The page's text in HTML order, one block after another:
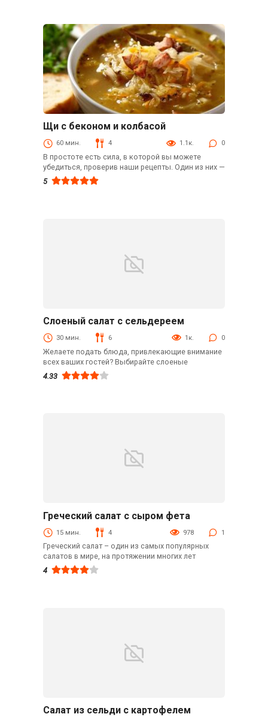
Щи с беконом и колбасой
60 мин. 4 1.1к. 0
В простоте есть сила, в которой вы можете
убедиться, проверив наши рецепты. Один из них —
5
Слоеный салат с сельдереем
30 мин. 6 1к. 0
Желаете подать блюда, привлекающие внимание
всех ваших гостей? Выбирайте слоеные
4.33
Греческий салат с сыром фета
15 мин. 4 978 1
Греческий салат – один из самых популярных
салатов в мире, на протяжении многих лет
4
Салат из сельди с картофелем